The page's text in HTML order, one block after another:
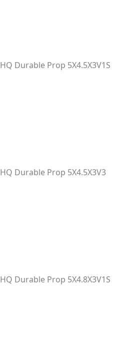
HQ Durable Prop 5X4.5X3V1S
HQ Durable Prop 5X4.5X3V3
HQ Durable Prop 5X4.8X3V1S